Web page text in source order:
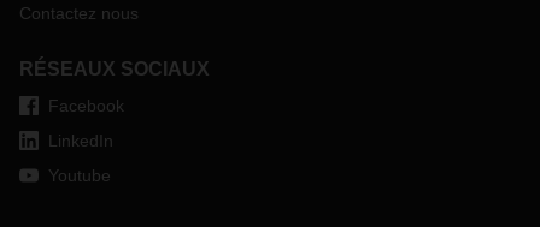
Contactez nous
RÉSEAUX SOCIAUX
Facebook
LinkedIn
Youtube